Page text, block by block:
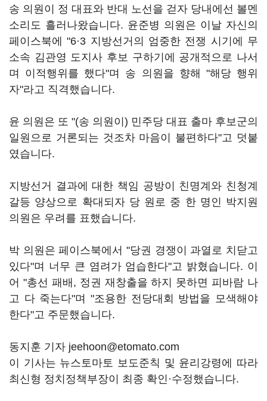
송 의원이 정 대표와 반대 노선을 걷자 당내에선 볼멘
소리도 흘러나왔습니다. 윤준병 의원은 이날 자신의
페이스북에 "6·3 지방선거의 엄중한 전쟁 시기에 무
소속 김관영 도지사 후보 구하기에 공개적으로 나서
며 이적행위를 했다"며 송 의원을 향해 "해당 행위
자"라고 직격했습니다.
윤 의원은 또 "(송 의원이) 민주당 대표 출마 후보군의
일원으로 거론되는 것조차 마음이 불편하다"고 덧붙
였습니다.
지방선거 결과에 대한 책임 공방이 친명계와 친청계
갈등 양상으로 확대되자 당 원로 중 한 명인 박지원
의원은 우려를 표했습니다.
박 의원은 페이스북에서 "당권 경쟁이 과열로 치닫고
있다"며 너무 큰 염려가 엄습한다"고 밝혔습니다. 이
어 "총선 패배, 정권 재창출을 하지 못하면 피바람 나
고 다 죽는다"며 "조용한 전당대회 방법을 모색해야
한다"고 주문했습니다.
동지훈 기자 jeehoon@etomato.com
이 기사는 뉴스토마토 보도준칙 및 윤리강령에 따라
최신형 정치정책부장이 최종 확인·수정했습니다.